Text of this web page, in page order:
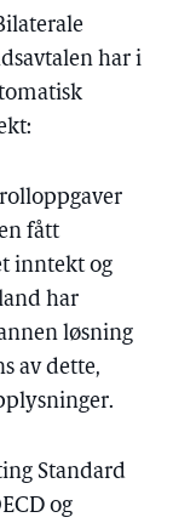
har i
fått
inntekt og
har
løsning
av dette,
Standard
og